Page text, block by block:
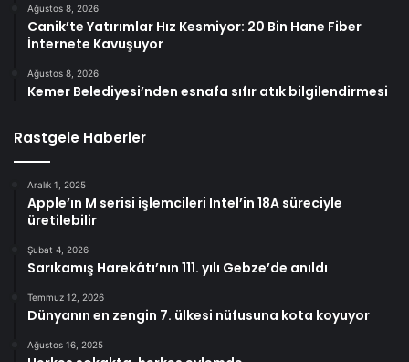
Ağustos 8, 2026
Canik’te Yatırımlar Hız Kesmiyor: 20 Bin Hane Fiber
İnternete Kavuşuyor
Ağustos 8, 2026
Kemer Belediyesi’nden esnafa sıfır atık bilgilendirmesi
Rastgele Haberler
Aralık 1, 2025
Apple’ın M serisi işlemcileri Intel’in 18A süreciyle
üretilebilir
Şubat 4, 2026
Sarıkamış Harekâtı’nın 111. yılı Gebze’de anıldı
Temmuz 12, 2026
Dünyanın en zengin 7. ülkesi nüfusuna kota koyuyor
Ağustos 16, 2025